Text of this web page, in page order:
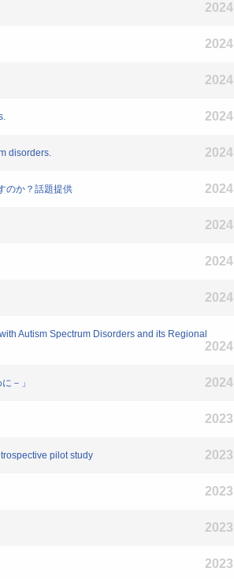
2024
2024
2024
2024
disorders. 2024
のか？話題提供 2024
2024
2024
2024
Autism Spectrum Disorders and its Regional
2024
－」 2024
2023
pilot study 2023
2023
2023
2023